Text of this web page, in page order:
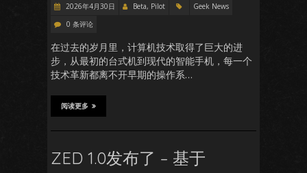
2026年4月30日 Beta, Pilot
Geek News
0 条评论
在过去的岁月里，计算机技术取得了巨大的进
步，从最初的台式机到现代的智能手机，每一个
技术革新都离不开早期的操作系…
阅读更多
ZED 1.0发布了 – 基于